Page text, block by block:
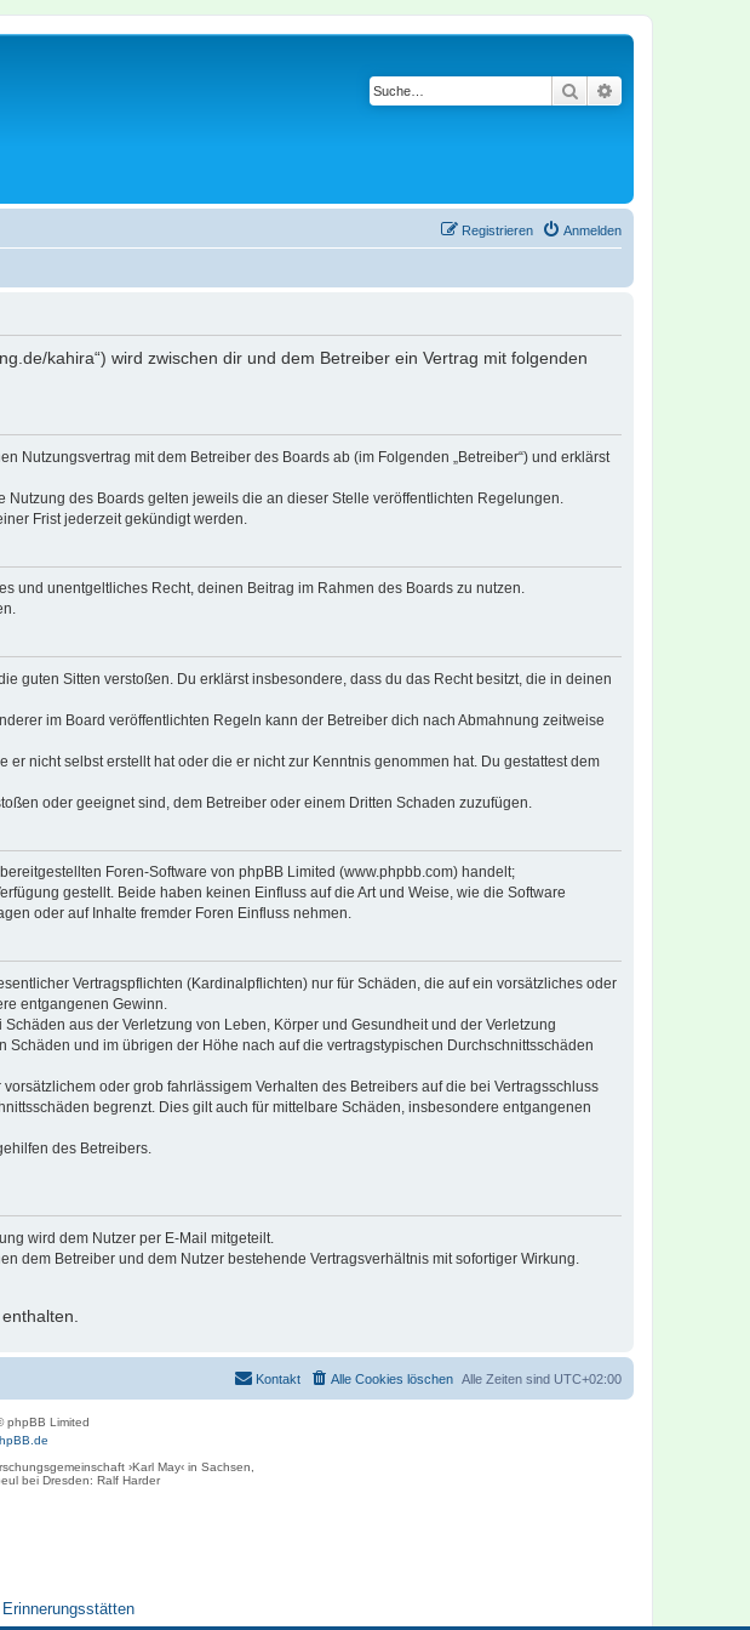
Suche
Anmelden
Registrieren
kahira“) wird zwischen dir und dem Betreiber ein Vertrag mit folgenden
Nutzungsvertrag mit dem Betreiber des Boards ab (im Folgenden „Betreiber“) und erklärst
des Boards gelten jeweils die an dieser Stelle veröffentlichten Regelungen.
Frist jederzeit gekündigt werden.
und unentgeltliches Recht, deinen Beitrag im Rahmen des Boards zu nutzen.
guten Sitten verstoßen. Du erklärst insbesondere, dass du das Recht besitzt, die in deinen
im Board veröffentlichten Regeln kann der Betreiber dich nach Abmahnung zeitweise
nicht selbst erstellt hat oder die er nicht zur Kenntnis genommen hat. Du gestattest dem
oder geeignet sind, dem Betreiber oder einem Dritten Schaden zuzufügen.
bereitgestellten Foren-Software von phpBB Limited (www.phpbb.com) handelt;
gestellt. Beide haben keinen Einfluss auf die Art und Weise, wie die Software
oder auf Inhalte fremder Foren Einfluss nehmen.
Vertragspflichten (Kardinalpflichten) nur für Schäden, die auf ein vorsätzliches oder
entgangenen Gewinn.
aus der Verletzung von Leben, Körper und Gesundheit und der Verletzung
und im übrigen der Höhe nach auf die vertragstypischen Durchschnittsschäden
oder grob fahrlässigem Verhalten des Betreibers auf die bei Vertragsschluss
begrenzt. Dies gilt auch für mittelbare Schäden, insbesondere entgangenen
des Betreibers.
wird dem Nutzer per E-Mail mitgeteilt.
dem Betreiber und dem Nutzer bestehende Vertragsverhältnis mit sofortiger Wirkung.
Alle Zeiten sind UTC+02:00
Alle Cookies löschen
Kontakt
phpBB Limited
›Karl May‹ in Sachsen,
bei Dresden: Ralf Harder